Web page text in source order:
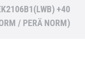
+40
/ PERÄ NORM)